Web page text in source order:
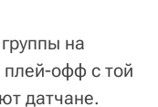
на
офф с той
датчане.